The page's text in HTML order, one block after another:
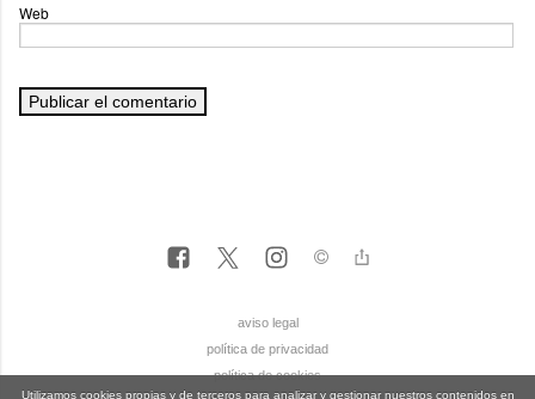
Web
aviso legal
política de privacidad
política de cookies
Utilizamos cookies propias y de terceros para analizar y gestionar nuestros contenidos en